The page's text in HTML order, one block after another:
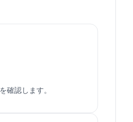
確認します。